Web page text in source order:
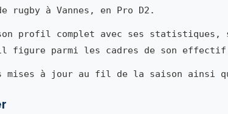
rugby à Vannes, en Pro D2.
profil complet avec ses
il figure parmi les cadres de son
à jour au fil de la saison ainsi